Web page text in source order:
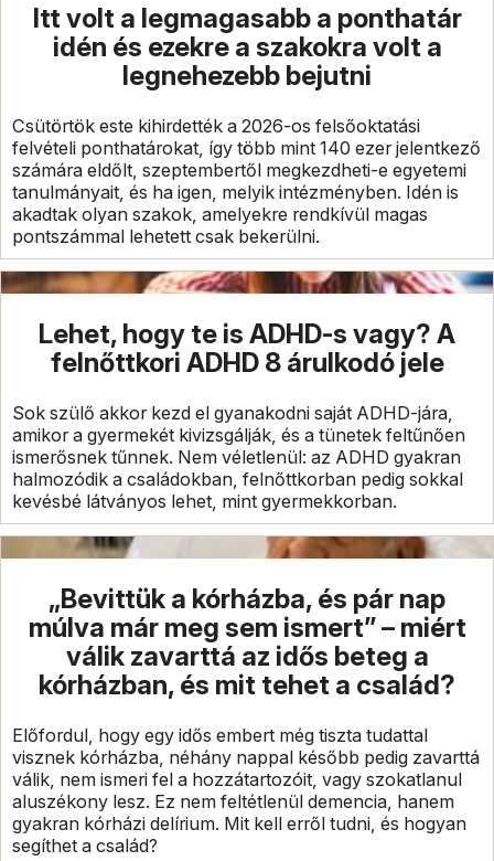
Itt volt a legmagasabb a ponthatár
idén és ezekre a szakokra volt a
legnehezebb bejutni
Csütörtök este kihirdették a 2026-os felsőoktatási
felvételi ponthatárokat, így több mint 140 ezer jelentkező
számára eldőlt, szeptembertől megkezdheti-e egyetemi
tanulmányait, és ha igen, melyik intézményben. Idén is
akadtak olyan szakok, amelyekre rendkívül magas
pontszámmal lehetett csak bekerülni.
Lehet, hogy te is ADHD-s vagy? A
felnőttkori ADHD 8 árulkodó jele
Sok szülő akkor kezd el gyanakodni saját ADHD-jára,
amikor a gyermekét kivizsgálják, és a tünetek feltűnően
ismerősnek tűnnek. Nem véletlenül: az ADHD gyakran
halmozódik a családokban, felnőttkorban pedig sokkal
kevésbé látványos lehet, mint gyermekkorban.
„Bevittük a kórházba, és pár nap
múlva már meg sem ismert” – miért
válik zavarttá az idős beteg a
kórházban, és mit tehet a család?
Előfordul, hogy egy idős embert még tiszta tudattal
visznek kórházba, néhány nappal később pedig zavarttá
válik, nem ismeri fel a hozzátartozóit, vagy szokatlanul
aluszékony lesz. Ez nem feltétlenül demencia, hanem
gyakran kórházi delírium. Mit kell erről tudni, és hogyan
segíthet a család?